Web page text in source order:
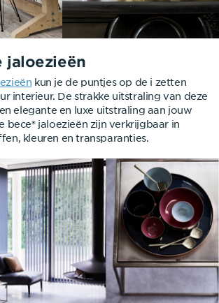
jaloezieën
kun je de puntjes op de i zetten
interieur. De strakke uitstraling van deze
elegante en luxe uitstraling aan jouw
bece® jaloezieën zijn verkrijgbaar in
kleuren en transparanties.